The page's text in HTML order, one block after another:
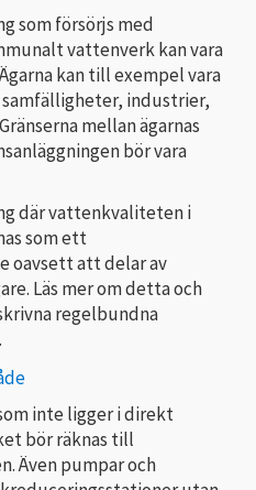
som försörjs med
vattenverk kan vara
kan till exempel vara
industrier,
mellan ägarnas
bör vara
där vattenkvaliteten i
som ett
oavsett att delar av
Läs mer om detta och
regelbundna
inte ligger i direkt
bör räknas till
Även pumpar och